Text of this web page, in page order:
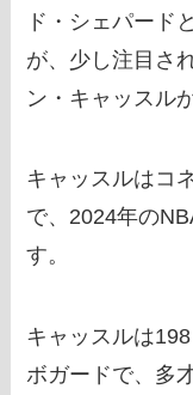
ド・シェパード
が、少し注目さ
ン・キャッスル
キャッスルはコ
で、2024年の
す。
キャッスルは
ボガードで、多